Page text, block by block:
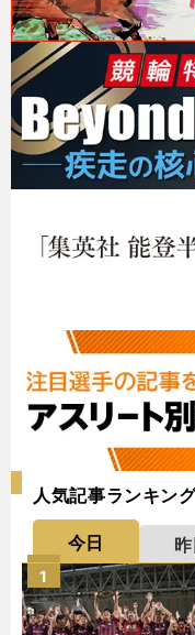
人気記事ランキン
今日 昨
1